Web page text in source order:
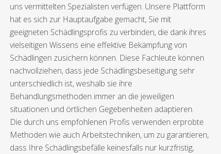
uns vermittelten Spezialisten verfügen. Unsere Plattform
hat es sich zur Hauptaufgabe gemacht, Sie mit
geeigneten Schädlingsprofis zu verbinden, die dank ihres
vielseitigen Wissens eine effektive Bekämpfung von
Schädlingen zusichern können. Diese Fachleute können
nachvollziehen, dass jede Schädlingsbeseitigung sehr
unterschiedlich ist, weshalb sie ihre
Behandlungsmethoden immer an die jeweiligen
situationen und örtlichen Gegebenheiten adaptieren.
Die durch uns empfohlenen Profis verwenden erprobte
Methoden wie auch Arbeitstechniken, um zu garantieren,
dass Ihre Schädlingsbefälle keinesfalls nur kurzfristig,